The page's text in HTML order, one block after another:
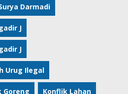
Darmadi
J
J
Urug Ilegal
Goreng Konflik Lahan